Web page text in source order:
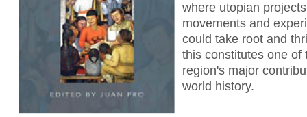
where utopian
movements and
could take root and
this constitutes one of
region's major
world history.